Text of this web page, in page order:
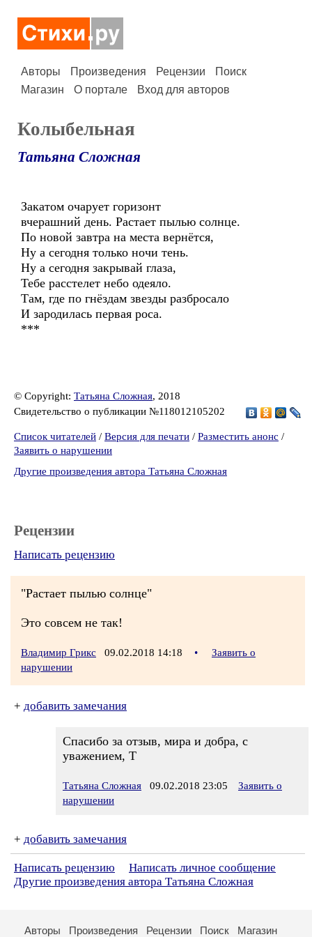
Авторы Произведения Рецензии
Поиск
Магазин
О портале Вход для авторов
Колыбельная
Татьяна Сложная
Закатом очарует горизонт
вчерашний день. Растает пылью солнце.
По новой завтра на места вернётся,
Ну а сегодня только ночи тень.
Ну а сегодня закрывай глаза,
Тебе расстелет небо одеяло.
Там, где по гнёздам звезды разбросало
И зародилась первая роса.
***
© Copyright: Татьяна Сложная, 2018
Свидетельство о публикации №118012105202
Список читателей / Версия для печати / Разместить анонс /
Заявить о нарушении
Другие произведения автора Татьяна Сложная
Рецензии
Написать рецензию
"Растает пылью солнце"
Это совсем не так!
Владимир Грикс 09.02.2018 14:18 •
Заявить о
нарушении
+ добавить замечания
Спасибо за отзыв, мира и добра, с
уважением, Т
Татьяна Сложная 09.02.2018 23:05
Заявить о
нарушении
+ добавить замечания
Написать рецензию
Написать личное сообщение
Другие произведения автора Татьяна Сложная
Авторы Произведения Рецензии Поиск Магазин